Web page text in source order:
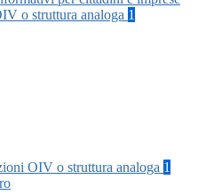
o struttura analoga 1
OIV o struttura analoga 1